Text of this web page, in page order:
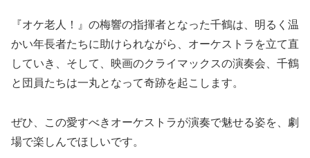
『オケ老人！』の梅響の指揮者となった千鶴は、明るく温
かい年長者たちに助けられながら、オーケストラを立て直
していき、そして、映画のクライマックスの演奏会、千鶴
と団員たちは一丸となって奇跡を起こします。
ぜひ、この愛すべきオーケストラが演奏で魅せる姿を、劇
場で楽しんでほしいです。